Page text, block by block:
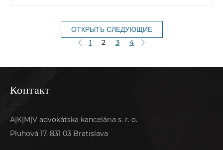
ОТКРЫТЬ СЛЕДУЮЩИЕ
1
2 3 4
Контакт
A|K|M|V advokátska kancelária s. r. o.
Pluhová 17, 831 03 Bratislava